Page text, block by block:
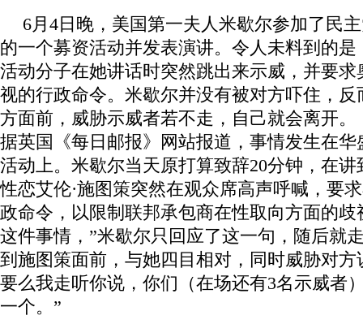
6月4日晚，美国第一夫人米歇尔参加了民
的一个募资活动并发表演讲。令人未料到的
活动分子在她讲话时突然跳出来示威，并要
视的行政命令。米歇尔并没有被对方吓住，
方面前，威胁示威者若不走，自己就会离开。
据英国《每日邮报》网站报道，事情发生在
活动上。米歇尔当天原打算致辞20分钟，在
性恋艾伦·施图策突然在观众席高声呼喊，要
政命令，以限制联邦承包商在性取向方面的歧
这件事情，”米歇尔只回应了这一句，随后就
到施图策面前，与她四目相对，同时威胁对方
要么我走听你说，你们（在场还有3名示威者
一个。”